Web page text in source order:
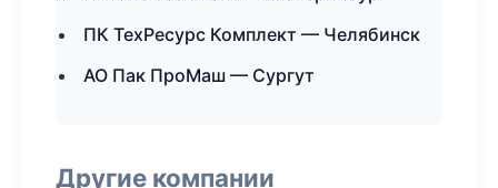
ПК ТехРесурс Комплект — Челябинск
АО Пак ПроМаш — Сургут
Другие компании